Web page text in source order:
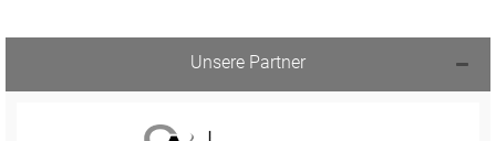
Unsere Partner